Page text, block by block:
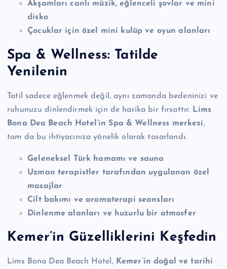
Akşamları canlı müzik, eğlenceli şovlar ve mini
disko
Çocuklar için özel mini kulüp ve oyun alanları
Spa & Wellness: Tatilde
Yenilenin
Tatil sadece eğlenmek değil, aynı zamanda bedeninizi ve
ruhunuzu dinlendirmek için de harika bir fırsattır.
Lims
Bona Dea Beach Hotel’in Spa & Wellness merkezi,
tam da bu ihtiyacınıza yönelik olarak tasarlandı.
Geleneksel Türk hamamı ve sauna
Uzman terapistler tarafından uygulanan özel
masajlar
Cilt bakımı ve aromaterapi seansları
Dinlenme alanları ve huzurlu bir atmosfer
Kemer’in Güzelliklerini Keşfedin
Lims Bona Dea Beach Hotel, Kemer’in doğal ve tarihi